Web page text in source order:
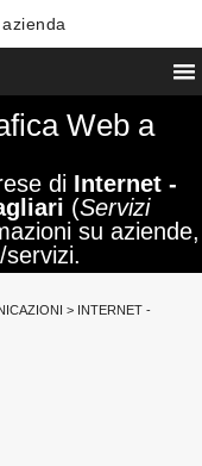
Web a
di Internet -
(Servizi
su aziende,
> INTERNET -